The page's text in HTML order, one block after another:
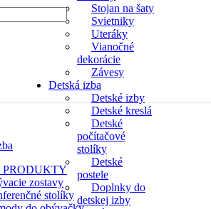
Stojan na šaty
Svietniky
Uteráky
Vianočné
dekorácie
Závesy
Detská izba
Detské izby
Detské kreslá
Detské
počítačové
stolíky
Detské
postele
Doplnky do
detskej izby
zostavy
stolíky